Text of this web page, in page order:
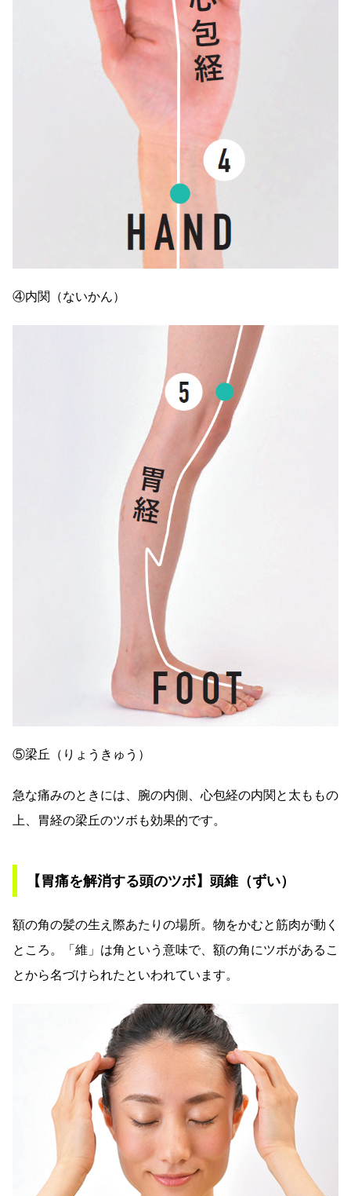
④内関（ないかん）
⑤梁丘（りょうきゅう）
急な痛みのときには、腕の内側、心包経の内関と太ももの
上、胃経の梁丘のツボも効果的です。
【胃痛を解消する頭のツボ】頭維（ずい）
額の角の髪の生え際あたりの場所。物をかむと筋肉が動く
ところ。「維」は角という意味で、額の角にツボがあるこ
とから名づけられたといわれています。